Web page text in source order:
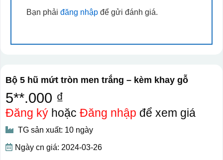
Bạn phải đăng nhậpđể gửi đánh giá.
Bộ 5 hũ mứt tròn men trắng – kèm khay gỗ
5**.000 ₫
Đăng kýhoặc Đăng nhập để xem giá
TG sản xuất: 10 ngày
Ngày cn giá: 2024-03-26